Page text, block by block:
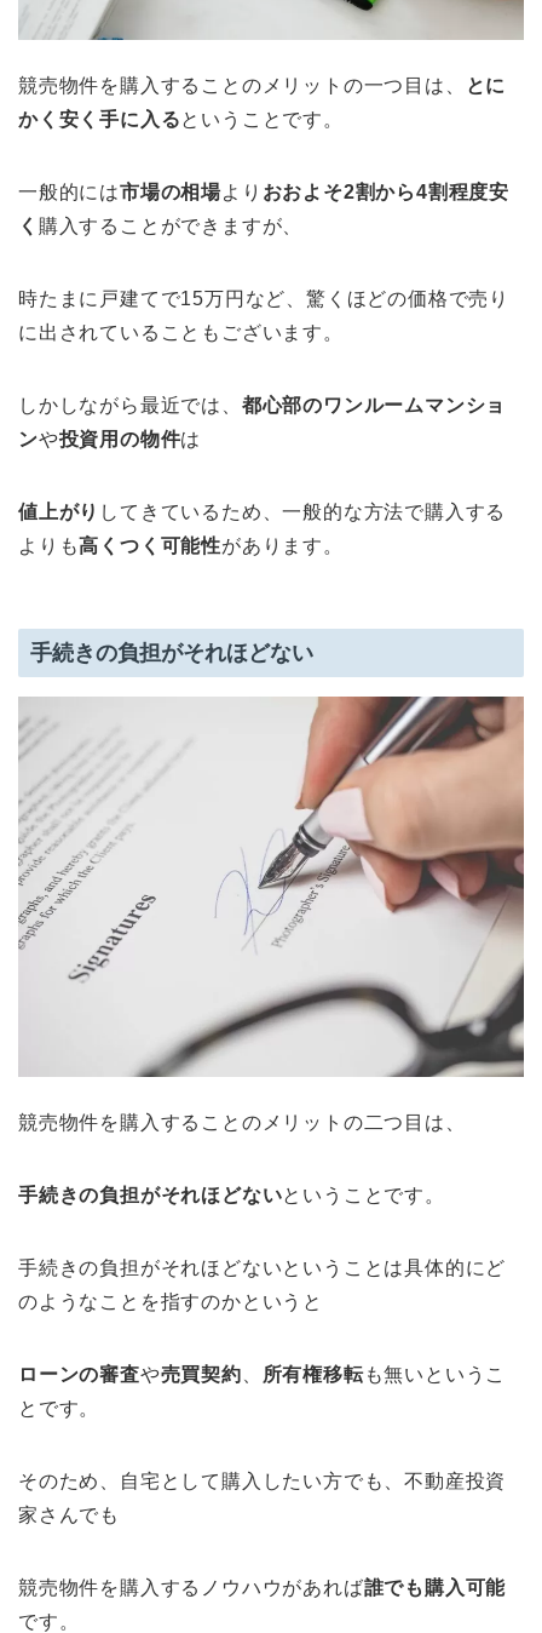
競売物件を購入することのメリットの一つ目は、
とに
かく安く手に入るということです。
一般的には市場の相場より おおよそ2割から4割程度安
く 購入することができますが、
時たまに戸建てで15万円など、驚くほどの価格で売り
に出されていることもございます。
しかしながら最近では、 都心部のワンルームマンショ
ンや投資用の物件は
値上がり してきているため、一般的な方法で購入する
よりも高くつく可能性があります。
手続きの負担がそれほどない
競売物件を購入することのメリットの二つ目は、
手続きの負担がそれほどないということです。
手続きの負担がそれほどないということは具体的にど
のようなことを指すのかというと
ローンの審査や売買契約 所有権移転も無いというこ
とです。
そのため、自宅として購入したい方でも、不動産投資
家さんでも
競売物件を購入するノウハウがあれば誰でも購入可能
です。